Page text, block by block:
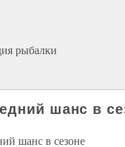
рыбалки
шанс в
шанс в сезоне